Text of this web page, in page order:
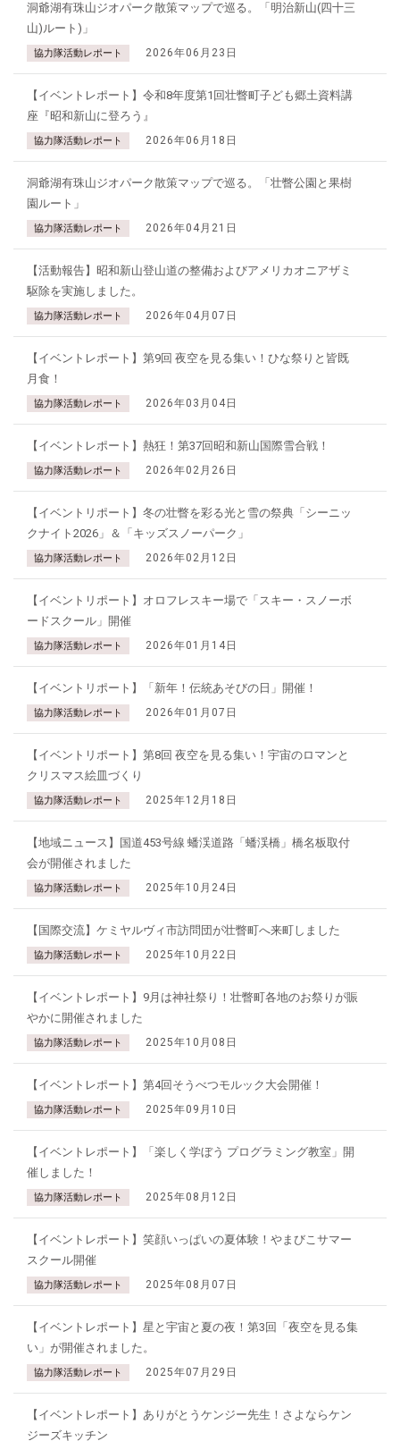
洞爺湖有珠山ジオパーク散策マップで巡る。「明治新山(四十三
山)ルート)」
協力隊活動レポート 2026年06月23日
【イベントレポート】令和8年度第1回壮瞥町子ども郷土資料講
座『昭和新山に登ろう』
協力隊活動レポート 2026年06月18日
洞爺湖有珠山ジオパーク散策マップで巡る。「壮瞥公園と果樹
園ルート」
協力隊活動レポート 2026年04月21日
【活動報告】昭和新山登山道の整備およびアメリカオニアザミ
駆除を実施しました。
協力隊活動レポート 2026年04月07日
【イベントレポート】第9回 夜空を見る集い！ひな祭りと皆既
月食！
協力隊活動レポート 2026年03月04日
【イベントレポート】熱狂！第37回昭和新山国際雪合戦！
協力隊活動レポート 2026年02月26日
【イベントリポート】冬の壮瞥を彩る光と雪の祭典「シーニッ
クナイト2026」＆「キッズスノーパーク」
協力隊活動レポート 2026年02月12日
【イベントリポート】オロフレスキー場で「スキー・スノーボ
ードスクール」開催
協力隊活動レポート 2026年01月14日
【イベントリポート】「新年！伝統あそびの日」開催！
協力隊活動レポート 2026年01月07日
【イベントリポート】第8回 夜空を見る集い！宇宙のロマンと
クリスマス絵皿づくり
協力隊活動レポート 2025年12月18日
【地域ニュース】国道453号線 蟠渓道路「蟠渓橋」橋名板取付
会が開催されました
協力隊活動レポート 2025年10月24日
【国際交流】ケミヤルヴィ市訪問団が壮瞥町へ来町しました
協力隊活動レポート 2025年10月22日
【イベントレポート】9月は神社祭り！壮瞥町各地のお祭りが賑
やかに開催されました
協力隊活動レポート 2025年10月08日
【イベントレポート】第4回そうべつモルック大会開催！
協力隊活動レポート 2025年09月10日
【イベントレポート】「楽しく学ぼう プログラミング教室」開
催しました！
協力隊活動レポート 2025年08月12日
【イベントレポート】笑顔いっぱいの夏体験！やまびこサマー
スクール開催
協力隊活動レポート 2025年08月07日
【イベントレポート】星と宇宙と夏の夜！第3回「夜空を見る集
い」が開催されました。
協力隊活動レポート 2025年07月29日
【イベントレポート】ありがとうケンジー先生！さよならケン
ジーズキッチン